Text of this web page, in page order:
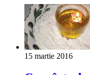
15 martie 2016